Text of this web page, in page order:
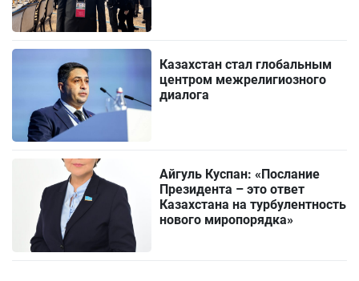
Казахстан стал глобальным
центром межрелигиозного
диалога
Айгуль Куспан: «Послание
Президента – это ответ
Казахстана на турбулентность
нового миропорядка»